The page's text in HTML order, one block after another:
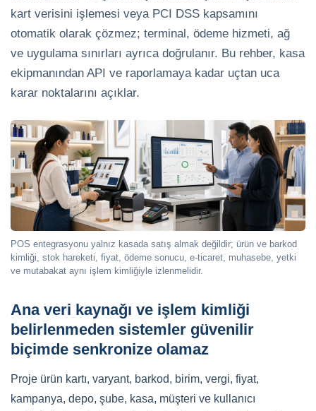
kart verisini işlemesi veya PCI DSS kapsamını
otomatik olarak çözmez; terminal, ödeme hizmeti, ağ
ve uygulama sınırları ayrıca doğrulanır. Bu rehber, kasa
ekipmanından API ve raporlamaya kadar uçtan uca
karar noktalarını açıklar.
POS entegrasyonu yalnız kasada satış almak değildir; ürün ve barkod
kimliği, stok hareketi, fiyat, ödeme sonucu, e-ticaret, muhasebe, yetki
ve mutabakat aynı işlem kimliğiyle izlenmelidir.
Ana veri kaynağı ve işlem kimliği
belirlenmeden sistemler güvenilir
biçimde senkronize olamaz
Proje ürün kartı, varyant, barkod, birim, vergi, fiyat,
kampanya, depo, şube, kasa, müşteri ve kullanıcı